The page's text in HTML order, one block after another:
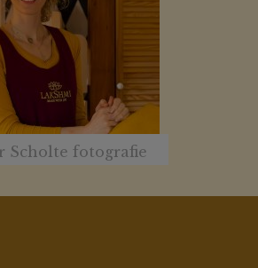
Scholte fotografie